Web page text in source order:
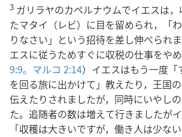
3 ガリラヤのカペルナウムでイエスは
たマタイ（レビ）に目を留められ，「
りなさい」という招待を差し伸べられ
エスに従うためすぐに収税の仕事をや
9:9。 マルコ 2:14）イエスはもう一度
を回る旅に出かけて」教えたり，王国
伝えたりされましたが，同時にいやし
た。追随者の数は増えて行きましたがイ
「収穫は大きいですが，働き人は少な